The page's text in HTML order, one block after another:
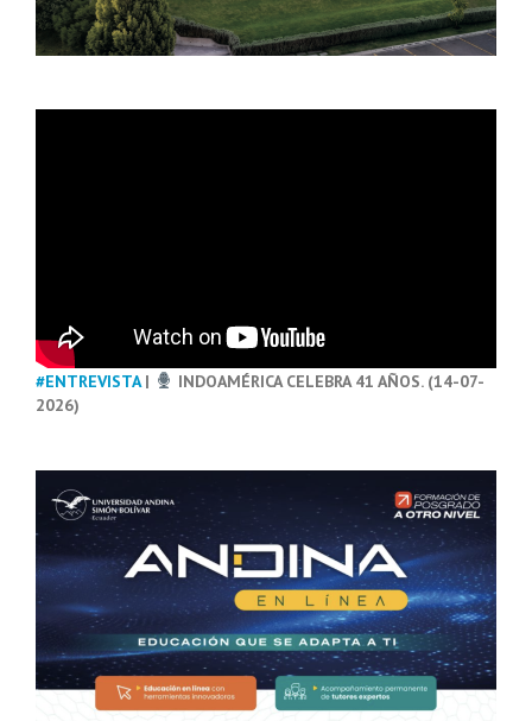
#ENTREVISTA|
INDOAMÉRICA CELEBRA 41 AÑOS. (14-07-
2026)